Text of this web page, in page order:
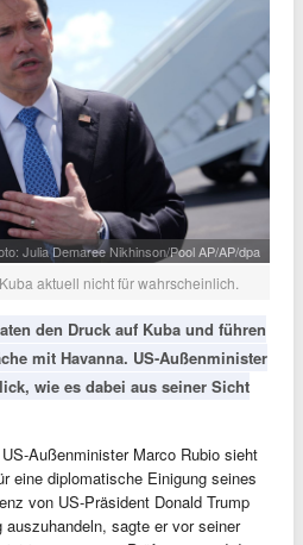
Julia Demaree Nikhinson/Pool AP/AP/dpa
aktuell nicht für wahrscheinlich.
den Druck auf Kuba und führen
mit Havanna. US-Außenminister
wie es dabei aus seiner Sicht
Außenminister Marco Rubio sieht
eine diplomatische Einigung seines
von US-Präsident Donald Trump
auszuhandeln, sagte er vor seiner